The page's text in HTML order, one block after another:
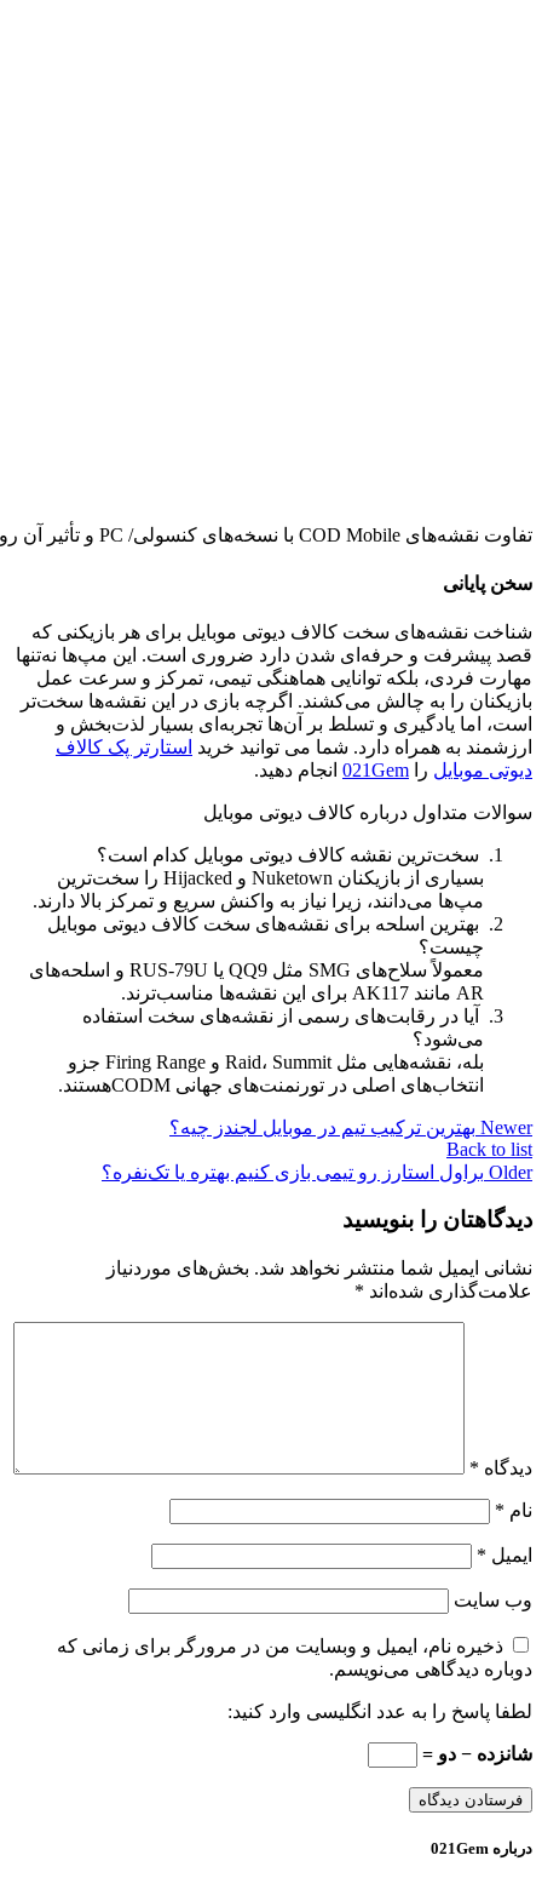
تفاوت نقشه‌های COD Mobile با نسخه‌های کنسولی/ PC و تأثیر آن روی دشواری
سخن پایانی
شناخت نقشه‌های سخت کالاف دیوتی موبایل برای هر بازیکنی که
قصد پیشرفت و حرفه‌ای شدن دارد ضروری است. این مپ‌ها نه‌تنها
مهارت فردی، بلکه توانایی هماهنگی تیمی، تمرکز و سرعت عمل
بازیکنان را به چالش می‌کشند. اگرچه بازی در این نقشه‌ها سخت‌تر
است، اما یادگیری و تسلط بر آن‌ها تجربه‌ای بسیار لذت‌بخش و
ارزشمند به همراه دارد. شما می توانید خرید استارتر پک کالاف
دیوتی موبایل را 021Gem انجام دهید.
سوالات متداول درباره کالاف دیوتی موبایل
سخت‌ترین نقشه کالاف دیوتی موبایل کدام است؟
بسیاری از بازیکنان Nuketown و Hijacked را سخت‌ترین
مپ‌ها می‌دانند، زیرا نیاز به واکنش سریع و تمرکز بالا دارند.
بهترین اسلحه برای نقشه‌های سخت کالاف دیوتی موبایل
چیست؟
معمولاً سلاح‌های SMG مثل QQ9 یا RUS-79U و اسلحه‌های
AR مانند AK117 برای این نقشه‌ها مناسب‌ترند.
آیا در رقابت‌های رسمی از نقشه‌های سخت استفاده
می‌شود؟
بله، نقشه‌هایی مثل
Raid، Summit و Firing Range جزو
انتخاب‌های اصلی در تورنمنت‌های جهانی CODMهستند.
Newer بهترین ترکیب تیم در موبایل لجندز چیه؟
Back to list
Older براول استارز رو تیمی بازی کنیم بهتره یا تک‌نفره؟
دیدگاهتان را بنویسید
نشانی ایمیل شما منتشر نخواهد شد. بخش‌های موردنیاز
علامت‌گذاری شده‌اند *
دیدگاه *
نام *
ایمیل *
وب‌ سایت
ذخیره نام، ایمیل و وبسایت من در مرورگر برای زمانی که
دوباره دیدگاهی می‌نویسم.
لطفا پاسخ را به عدد انگلیسی وارد کنید:
شانزده − دو =
درباره 021Gem